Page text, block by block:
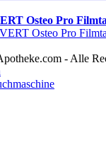
Osteo Pro
- Alle